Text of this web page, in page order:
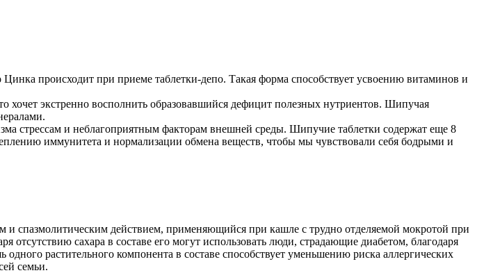
происходит при приеме таблетки-депо. Такая форма способствует усвоению витаминов и
экстренно восполнить образовавшийся дефицит полезных нутриентов. Шипучая
стрессам и неблагоприятным факторам внешней среды. Шипучие таблетки содержат еще 8
иммунитета и нормализации обмена веществ, чтобы мы чувствовали себя бодрыми и
спазмолитическим действием, применяющийся при кашле с трудно отделяемой мокротой при
сахара в составе его могут использовать люди, страдающие диабетом, благодаря
растительного компонента в составе способствует уменьшению риска аллергических
семьи.